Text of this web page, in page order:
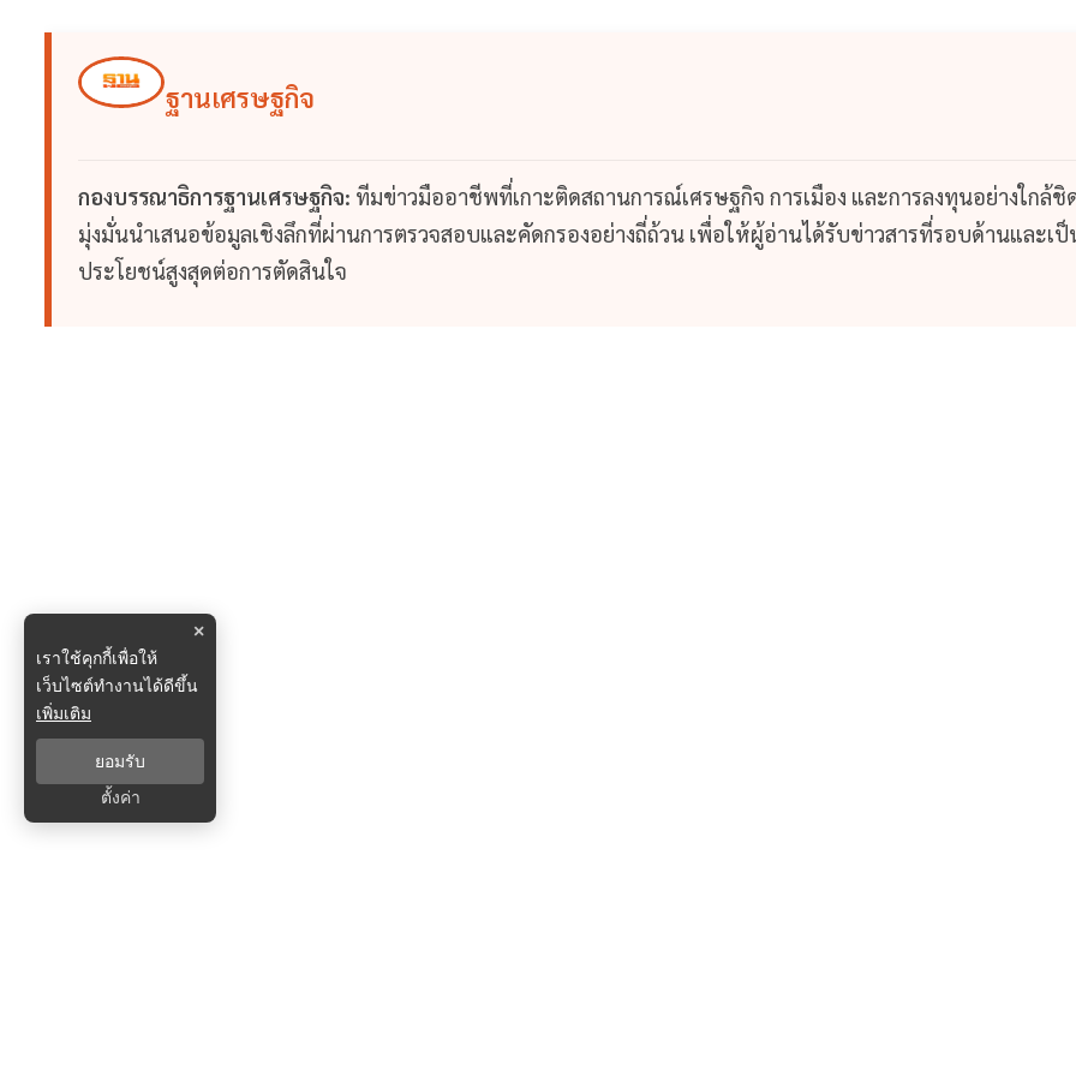
ฐานเศรษฐกิจ
กองบรรณาธิการฐานเศรษฐกิจ: ทีมข่าวมืออาชีพที่เกาะติดสถานการณ์เศรษฐกิจ การเมือง และการลงทุนอย่างใกล้ชิ
มุ่งมั่นนำเสนอข้อมูลเชิงลึกที่ผ่านการตรวจสอบและคัดกรองอย่างถี่ถ้วน เพื่อให้ผู้อ่านได้รับข่าวสารที่รอบด้านและเป็
ประโยชน์สูงสุดต่อการตัดสินใจ
×
เราใช้คุกกี้เพื่อให้
เว็บไซต์ทำงานได้ดีขึ้น
เพิ่มเติม
ยอมรับ
ตั้งค่า